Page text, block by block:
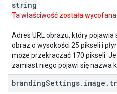
string
Ta właściwość została wycofana.
Adres URL obrazu, który
obraz o wysokości 25 pikseli i
może przekraczać 170 pikseli.
zamiast niego pojawi się nazwa
brandingSettings. image .